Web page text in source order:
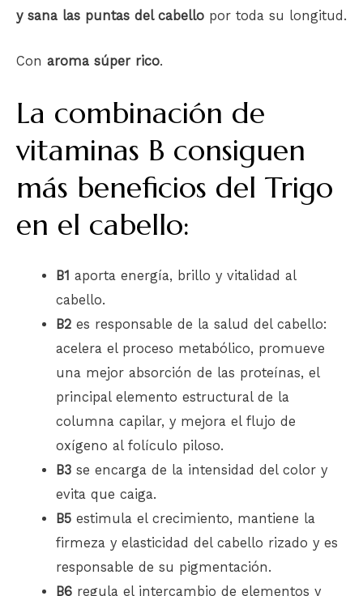
y sana las puntas del cabello por toda su longitud.
Con aroma súper rico.
La combinación de
vitaminas B consiguen
más beneficios del Trigo
en el cabello:
B1 aporta energía, brillo y vitalidad al
cabello.
B2 es responsable de la salud del cabello:
acelera el proceso metabólico, promueve
una mejor absorción de las proteínas, el
principal elemento estructural de la
columna capilar, y mejora el flujo de
oxígeno al folículo piloso.
B3 se encarga de la intensidad del color y
evita que caiga.
B5 estimula el crecimiento, mantiene la
firmeza y elasticidad del cabello rizado y es
responsable de su pigmentación.
B6 regula el intercambio de elementos y